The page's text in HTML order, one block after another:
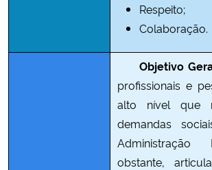
Respeito;
Colaboração.
Objetivo
profissionais e
alto nível que
demandas
Administração
obstante,